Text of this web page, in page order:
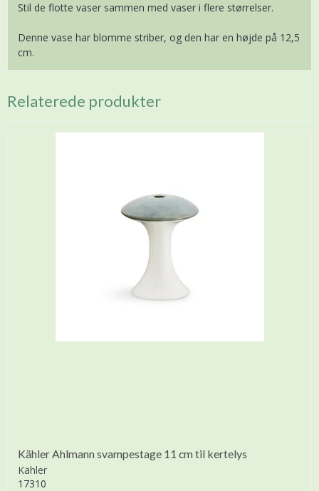
Stil de flotte vaser sammen med vaser i flere størrelser.
Denne vase har blomme striber, og den har en højde på 12,5
cm.
Relaterede produkter
Kähler Ahlmann svampestage 11 cm til kertelys
Kähler
17310